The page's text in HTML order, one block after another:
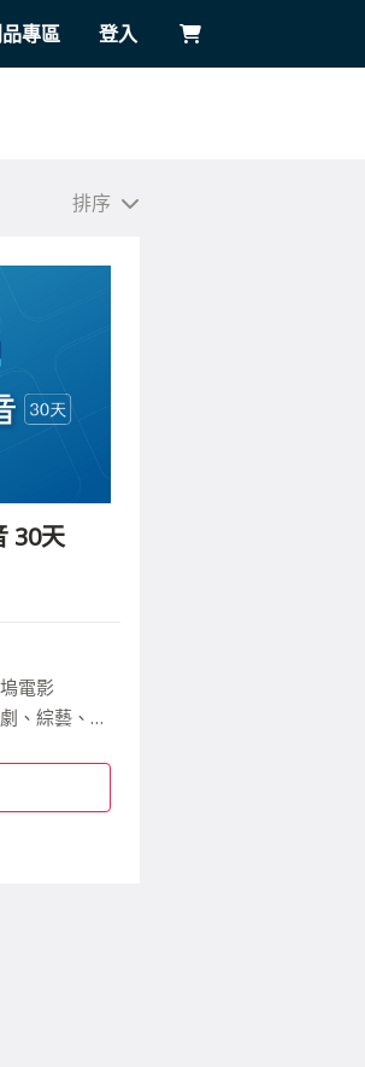
專區 登入
排序
30天
電影
動漫、布袋戲